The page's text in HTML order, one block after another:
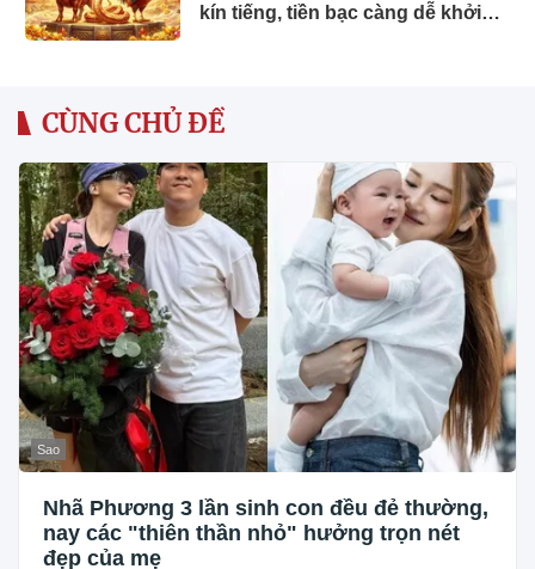
kín tiếng, tiền bạc càng dễ khởi
CÙNG CHỦ ĐỀ
Sao
Nhã Phương 3 lần sinh con đều đẻ thường,
nay các "thiên thần nhỏ" hưởng trọn nét
đẹp của mẹ